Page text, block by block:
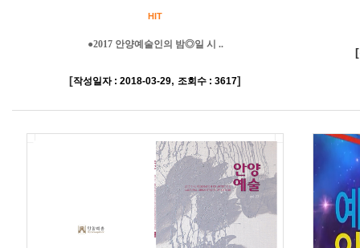
HIT
●2017 안양예술인의 밤◎일 시 ..
[작성일자 : 2018-03-29, 조회수 : 3617]
[